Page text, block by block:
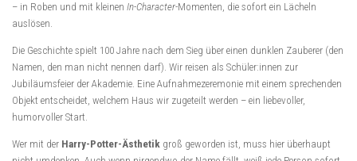
– in Roben und mit kleinen In-Character-Momenten, die sofort ein Lächeln
auslösen.
Die Geschichte spielt 100 Jahre nach dem Sieg über einen dunklen Zauberer (den
Namen, den man nicht nennen darf). Wir reisen als Schüler:innen zur
Jubiläumsfeier der Akademie. Eine Aufnahmezeremonie mit einem sprechenden
Objekt entscheidet, welchem Haus wir zugeteilt werden – ein liebevoller,
humorvoller Start.
Wer mit der Harry-Potter-Ästhetik groß geworden ist, muss hier überhaupt